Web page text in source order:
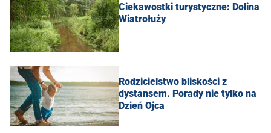
Ciekawostki turystyczne: Dolina
Wiatrołuży
Rodzicielstwo bliskości z
dystansem. Porady nie tylko na
Dzień Ojca